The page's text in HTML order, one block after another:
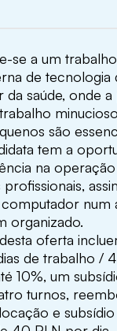
se a um
de tecnologia
da saúde, onde a
são
tem a
na
num
organizado.
oferta
de trabalho /
10%, um
turnos,
e